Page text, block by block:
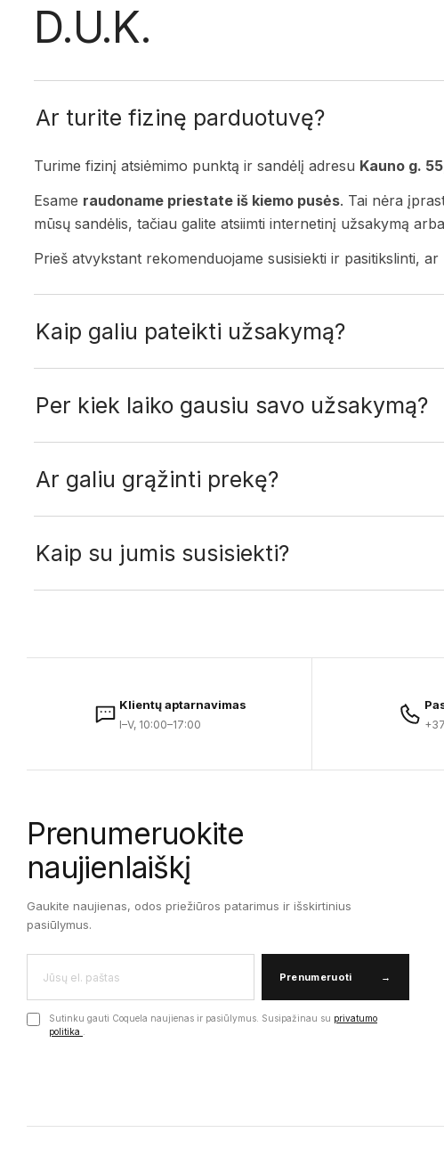
D.U.K.
Ar turite fizinę parduotuvę?
Turime fizinį atsiėmimo punktą ir sandėlį adresu Kauno g.
Esame raudoname priestate iš kiemo pusės. Tai nėra
mūsų sandėlis, tačiau galite atsiimti internetinį užsakymą
Prieš atvykstant rekomenduojame susisiekti ir pasitikslinti,
Kaip galiu pateikti užsakymą?
Per kiek laiko gausiu savo užsakymą?
Ar galiu grąžinti prekę?
Kaip su jumis susisiekti?
Klientų aptarnavimas
I–V, 10:00–17:00
Prenumeruokite
naujienlaiškį
Gaukite naujienas, odos priežiūros patarimus ir išskirtinius
pasiūlymus.
Prenumeruoti →
Sutinku gauti Coquela naujienas ir pasiūlymus. Susipažinau su privatumo
politika